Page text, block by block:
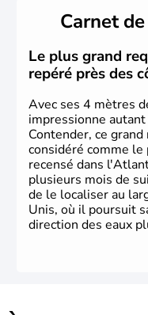
Plusieurs populations
des européens,
Christophe
britanniques
en 1776 et adoptent
La conquête de
phase de
Carnet
Le plus grand
repéré près des
Avec ses 4 mètres
impressionne
Contender, ce
considéré comme
recensé dans
plusieurs mois de
de le localiser au
Unis, où il poursuit
direction des eaux